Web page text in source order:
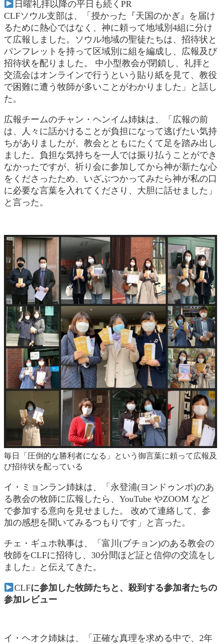
日曜礼拝以降の平日も続くPR
CLFソウル支部は、「授かった『天国のかぎ』を届け
るために熱心ではなく、神に頼って地域別4組に分け
て広報しました。ソウル地域の聖徒たちは、招待状と
パンフレットを持って区域別に組を編成し、広報及び
招待状を配りました。 中小型教会が閉鎖し、礼拝と
交流会はオンラインで行うという貼り紙を見て、教役
で困難に遭う牧師が多いことがわかりました」と話し
た。
広報チームのチャン・ヘンイム姉妹は、「広報の前
は、人々に話かけることが負担になって逃げたい気持
ちがありましたが、教会とともにたくて足を踏み出し
ました。負担な気持ちを一人では振り払うことができ
なかったですが、祈り会に参加してから神が新たな心
をくださったため、いざぶつかってみたら神が私の口
に必要な言葉を入れてくださり、大胆に話せました」
と言った。
毎日「圧倒的な勝利者になる」という御言葉に頼って広報及
び招待状を配っている
イ・ミョンラン姉妹は、「永登浦(ヨンドゥンポ)のあ
る教会の牧師に広報したら、YouTube やZOOM など
で参加する意向を見せました。 改めて連絡して、参
加の感想を聞いてみるつもりです」と言った。
チェ・ギュホ執事は、「富川(ブチョン)のある教会の
牧師をCLFに招待し、30分間ほど証と信仰の交流をし
ました」と伝えてきた。
CLFに参加した牧師たちと、殺到する参加者たちの
参加レビュー
イ・ヘオク姉妹は、「正確な真理を求める中で、2年